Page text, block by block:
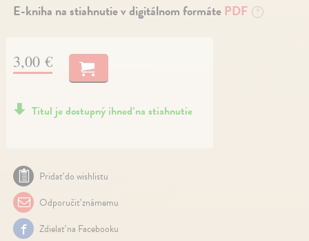
E-kniha na stiahnutie v digitálnom formáte PDF ?
3,00 €
Titul je dostupný ihneď na stiahnutie
Pridať do wishlistu
Odporučiť známemu
Zdielať na Facebooku